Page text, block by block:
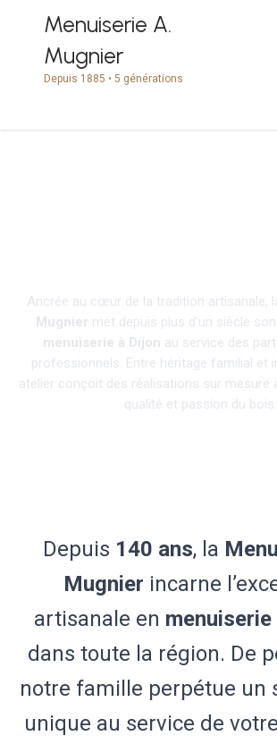
Menuiserie A.
Mugnier
Depuis 1885 • 5 générations
Ancrée au cœur de la tradition artisanale,
Mugnier met depuis plus d’un siècle
menuiserie à Dijon au service des
professionnels. Entre héritage familial et
atelier conçoit des réalisations sur mesure
qualité et passion du bois.
Depuis 140 ans, la
Mugnier incarne
artisanale en menuiserie
dans toute la région. De
notre famille perpétue un
unique au service de